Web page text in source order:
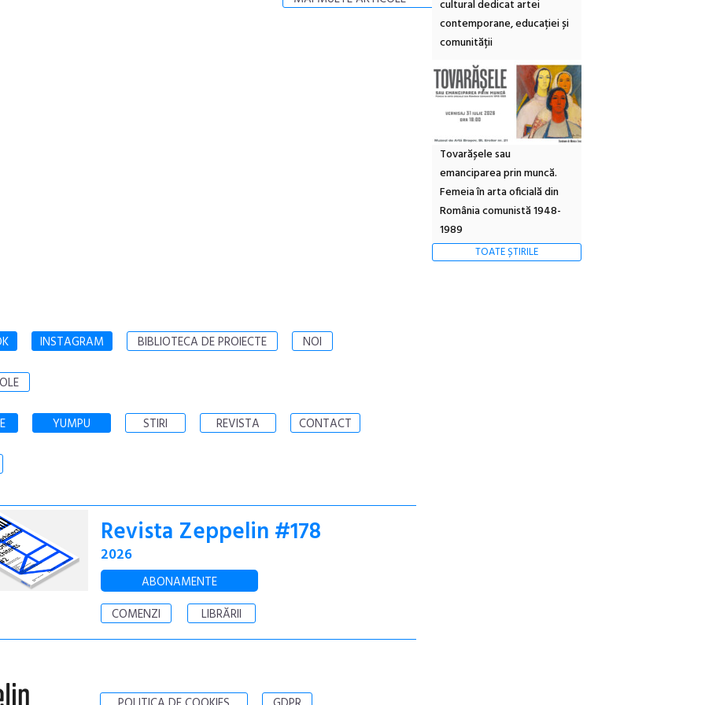
cultural dedicat artei
contemporane, educației și
comunității
Tovarășele sau
emanciparea prin muncă.
Femeia în arta oficială din
România comunistă 1948-
1989
TOATE ȘTIRILE
INSTAGRAM BIBLIOTECA DE PROIECTE NOI
YUMPU STIRI REVISTA CONTACT
Revista Zeppelin #178
2026
ABONAMENTE
COMENZI
LIBRĂRII